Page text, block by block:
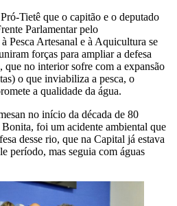
Tietê que o capitão e o deputado
Parlamentar pelo
Pesca Artesanal e à Aquicultura se
forças para ampliar a defesa
que no interior sofre com a expansão
o que inviabiliza a pesca, o
a qualidade da água.
no início da década de 80
foi um acidente ambiental que
desse rio, que na Capital já estava
período, mas seguia com águas